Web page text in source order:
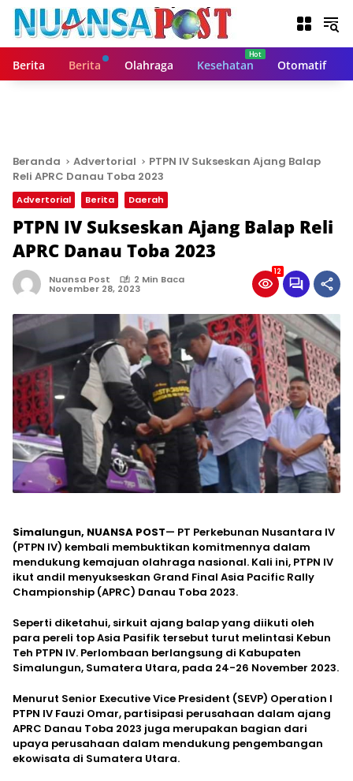
Berita Berita Olahraga Kesehatan Otomatif
Beranda Advertorial
PTPN IV Sukseskan Ajang Balap
Reli APRC Danau Toba 2023
Advertorial Berita Daerah
PTPN IV Sukseskan Ajang Balap Reli
APRC Danau Toba 2023
Nuansa Post 2 Min Baca
November 28, 2023
12
Simalungun, NUANSA POST— PT Perkebunan Nusantara IV
(PTPN IV) kembali membuktikan komitmennya dalam
mendukung kemajuan olahraga nasional. Kali ini, PTPN IV
ikut andil menyukseskan Grand Final Asia Pacific Rally
Championship (APRC) Danau Toba 2023.
Seperti diketahui, sirkuit ajang balap yang diikuti oleh
para pereli top Asia Pasifik tersebut turut melintasi Kebun
Teh PTPN IV. Perlombaan berlangsung di Kabupaten
Simalungun, Sumatera Utara, pada 24-26 November 2023.
Menurut Senior Executive Vice President (SEVP) Operation I
PTPN IV Fauzi Omar, partisipasi perusahaan dalam ajang
APRC Danau Toba 2023 juga merupakan bagian dari
upaya perusahaan dalam mendukung pengembangan
ekowisata di Sumatera Utara.